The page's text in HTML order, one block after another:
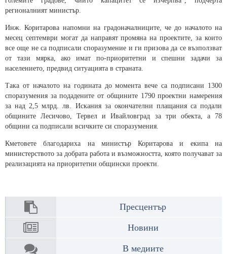
регионалният министър.
Инж. Коритарова напомни на градоначалниците, че до началото на
месец септември могат да направят промяна на проектите, за които
все още не са подписали споразумение и ги призова да се възползват
от тази мярка, ако имат по-приоритетни и спешни задачи за
населението, предвид ситуацията в страната.
Така от началото на годината до момента вече са подписани 1300
споразумения за подадените от общините 1790 проектни намерения
за над 2,5 млрд. лв. Искания за окончателни плащания са подали
общините Лесичово, Тервел и Ивайловград за три обекта, а 78
общини са подписали всичките си споразумения.
Кметовете благодариха на министър Коритарова и екипа на
министерството за добрата работа и възможността, която получават за
реализацията на приоритетни общински проекти.
Пресцентър
Новини
В медиите